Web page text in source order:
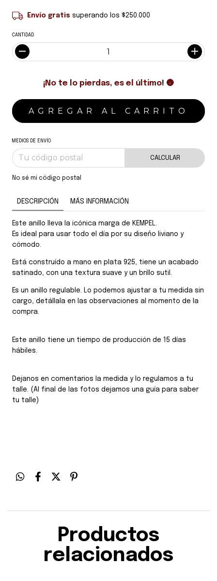
Envío gratissuperando los$250.000
CANTIDAD
¡No te lo pierdas, es el último! 🌚
MEDIOS DE ENVÍO
CALCULAR
No sé mi código postal
DESCRIPCIÓN MÁS INFORMACIÓN
Este anillo lleva la icónica marga de KEMPEL.
Es ideal para usar todo el día por su diseño liviano y
cómodo.
Está construído a mano en plata 925, tiene un acabado
satinado, con una textura suave y un brillo sutil.
Es un anillo regulable. Lo podemos ajustar a tu medida sin
cargo, detállala en las observaciones al momento de la
compra.
Este anillo tiene un tiempo de producción de 15 días
hábiles.
Dejanos en comentarios la medida y lo regulamos a tu
talle. (Al final de las fotos dejamos una guía para saber
tu talle)
Productos
relacionados